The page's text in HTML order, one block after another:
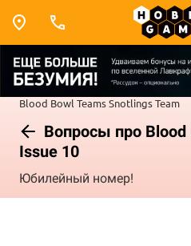
Blood Bowl TeamsSnotlings Team
Вопросы про Blood
Issue 10
Юбилейный номер!